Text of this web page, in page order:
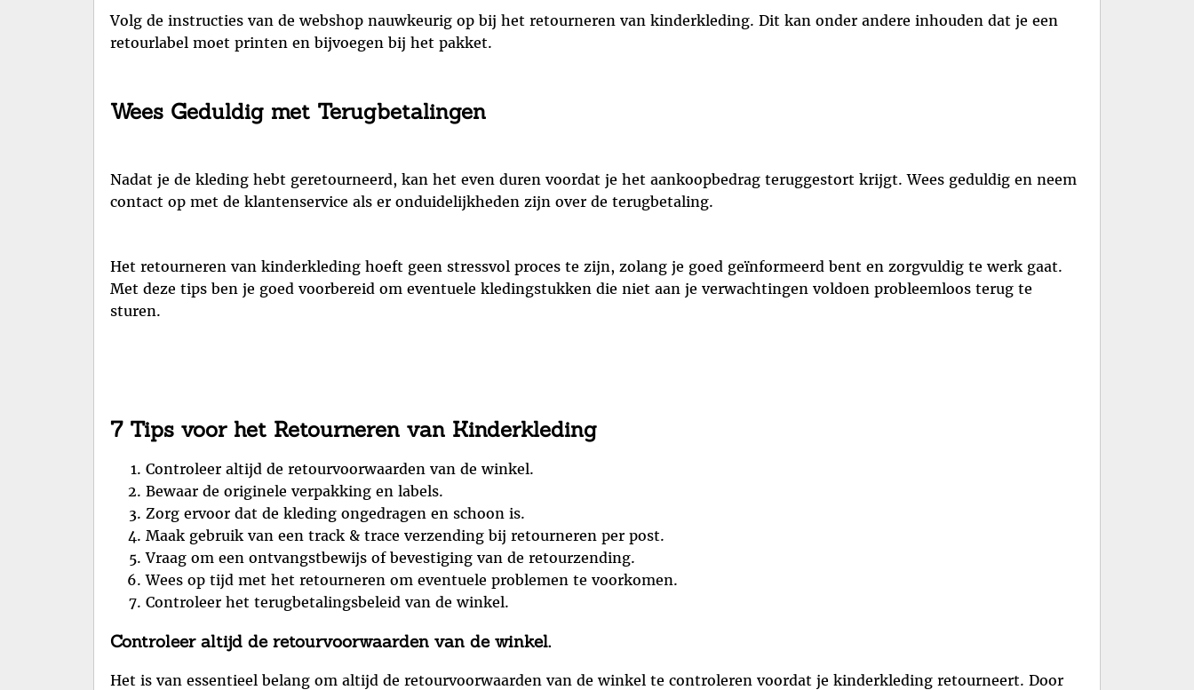
Volg de instructies van de webshop nauwkeurig op bij het retourneren van kinderkleding. Dit kan onder andere inhouden dat je een
retourlabel moet printen en bijvoegen bij het pakket.
Wees Geduldig met Terugbetalingen
Nadat je de kleding hebt geretourneerd, kan het even duren voordat je het aankoopbedrag teruggestort krijgt. Wees geduldig en neem
contact op met de klantenservice als er onduidelijkheden zijn over de terugbetaling.
Het retourneren van kinderkleding hoeft geen stressvol proces te zijn, zolang je goed geïnformeerd bent en zorgvuldig te werk gaat.
Met deze tips ben je goed voorbereid om eventuele kledingstukken die niet aan je verwachtingen voldoen probleemloos terug te
sturen.
7 Tips voor het Retourneren van Kinderkleding
Controleer altijd de retourvoorwaarden van de winkel.
Bewaar de originele verpakking en labels.
Zorg ervoor dat de kleding ongedragen en schoon is.
Maak gebruik van een track & trace verzending bij retourneren per post.
Vraag om een ontvangstbewijs of bevestiging van de retourzending.
Wees op tijd met het retourneren om eventuele problemen te voorkomen.
Controleer het terugbetalingsbeleid van de winkel.
Controleer altijd de retourvoorwaarden van de winkel.
Het is van essentieel belang om altijd de retourvoorwaarden van de winkel te controleren voordat je kinderkleding retourneert. Door